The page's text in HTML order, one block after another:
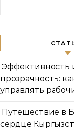
Эффективность
прозрачность:
управлять
Путешествие в
сердце